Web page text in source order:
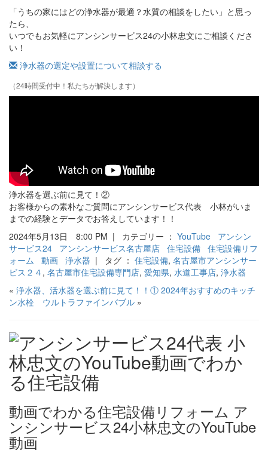
「うちの家にはどの浄水器が最適？水質の相談をしたい」と思っ
たら、
いつでもお気軽にアンシンサービス24の小林忠文にご相談くださ
い！
浄水器の選定や設置について相談する
（24時間受付中！私たちが解決します）
浄水器を選ぶ前に見て！②
お客様からの素朴なご質問にアンシンサービス代表 小林がいま
までの経験とデータでお答えしています！！
2024年5月13日 8:00 PM | カテゴリー ： YouTube
アンシン
サービス24
アンシンサービス名古屋店 住宅設備 住宅設備リフ
ォーム
動画 浄水器 | タグ ： 住宅設備, 名古屋市アンシンサー
ビス２４ , 名古屋市住宅設備専門店, 愛知県, 水道工事店, 浄水器
« 浄水器、活水器を選ぶ前に見て！！① 2024年おすすめのキッチ
ン水栓 ウルトラファインバブル »
動画でわかる住宅設備リフォーム ア
ンシンサービス24小林忠文のYouTube
動画